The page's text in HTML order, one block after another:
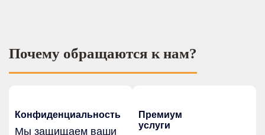
Почему обращаются к нам?
Конфиденциальность
Мы защищаем ваши
Премиум
услуги